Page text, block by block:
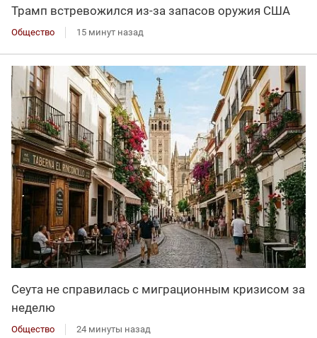
Трамп встревожился из-за запасов оружия США
Общество 15 минут назад
Сеута не справилась с миграционным кризисом за
неделю
Общество 24 минуты назад